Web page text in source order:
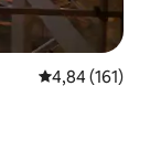
საშუალო
4,84 (161)